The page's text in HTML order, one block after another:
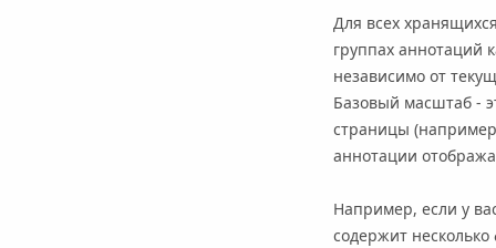
Для всех
группах аннотаций
независимо от
Базовый масштаб -
страницы
аннотации
Например, если у
содержит